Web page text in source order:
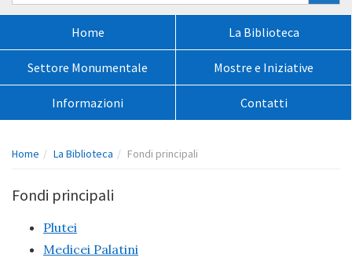
Home La Biblioteca
Settore Monumentale Mostre e Iniziative
Informazioni Contatti
Percorso
Home La Biblioteca Fondi principali
Fondi principali
Plutei
Medicei Palatini